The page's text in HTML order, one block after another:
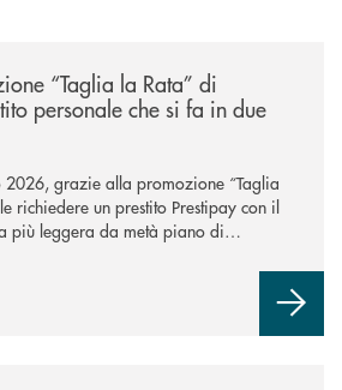
“Taglia la Rata” di
personale che si fa in due
grazie alla promozione “Taglia
richiedere un prestito Prestipay con il
più leggera da metà piano di